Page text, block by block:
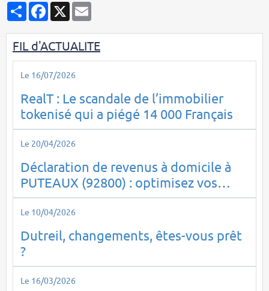
PartagerFacebook
X
FIL d'ACTUALITE
Le 16/07/2026
RealT : Le scandale de l’immobilier
tokenisé qui a piégé 14 000 Français
Le 20/04/2026
Déclaration de revenus à domicile à
PUTEAUX (92800) : optimisez vos
impôts en toute sérénité
Le 10/04/2026
Dutreil, changements, êtes-vous prêt
?
Le 16/03/2026